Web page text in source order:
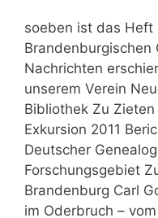
soeben ist das Heft
Brandenburgischen
Nachrichten
unserem Verein
Bibliothek Zu
Exkursion 2011
Deutscher
Forschungsgebiet
Brandenburg Carl
im Oderbruch –